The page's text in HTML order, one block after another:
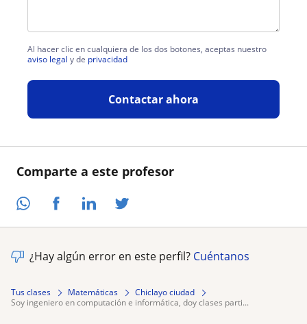
Comparte a este profesor
Al hacer clic en cualquiera de los dos botones, aceptas nuestro
aviso legal y de privacidad
Contactar ahora
¿Hay algún error en este perfil? Cuéntanos
Tus clases Matemáticas
Chiclayo ciudad
soy ingeniero en computación e informática, doy clases parti...